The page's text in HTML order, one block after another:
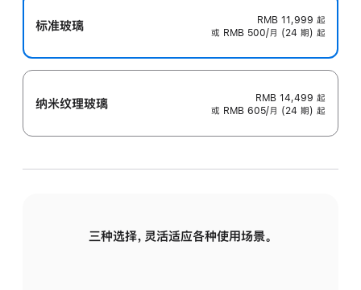
标准玻璃 RMB 11,999 起
或 RMB 500/月 (24 期) 起
纳米纹理玻璃 RMB 14,499 起
或 RMB 605/月 (24 期) 起
三种选择，灵活适应各种使用场景。